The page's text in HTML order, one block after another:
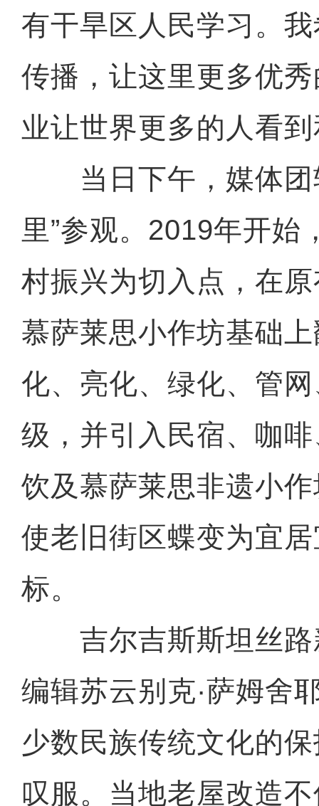
有干旱区人民学习。
传播，让这里更多优
业让世界更多的人看到
当日下午，媒体团
里”参观。2019年开始
村振兴为切入点，在
慕萨莱思小作坊基础
化、亮化、绿化、管
级，并引入民宿、咖
饮及慕萨莱思非遗小
使老旧街区蝶变为宜
标。
吉尔吉斯斯坦丝路
编辑苏云别克·萨姆舍
少数民族传统文化的
叹服。当地老屋改造